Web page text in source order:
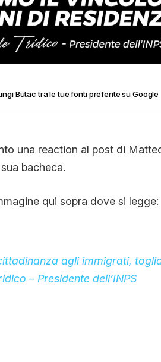
Butac tra le tue fonti preferite su Google
una reaction al post di
bacheca.
qui sopra dove si legge:
agli immigrati,
– Presidente dell’INPS